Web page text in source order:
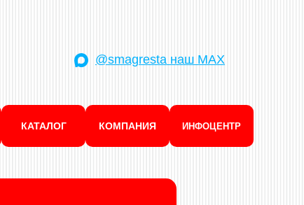
@smagresta наш MAX
КАТАЛОГ КОМПАНИЯ ИНФОЦЕНТР